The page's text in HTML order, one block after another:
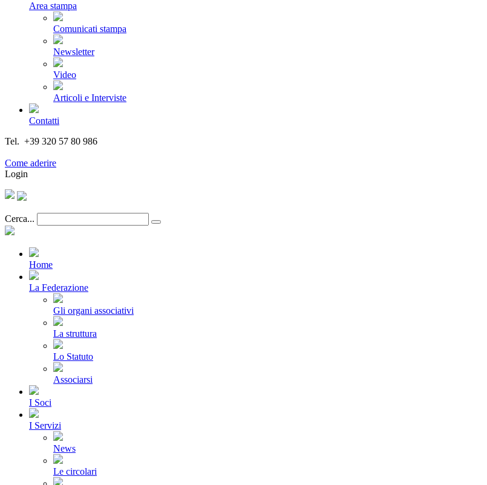
Area stampa
Comunicati stampa
Newsletter
Video
Articoli e Interviste
Contatti
Tel. +39 320 57 80 986
Come aderire
Login
Cerca...
Home
La Federazione
Gli organi associativi
La struttura
Lo Statuto
Associarsi
I Soci
I Servizi
News
Le circolari